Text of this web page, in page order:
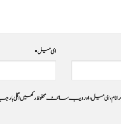
ای میل*
ای میل، اور ویب سائٹ محفوظ رکھیں اگلی